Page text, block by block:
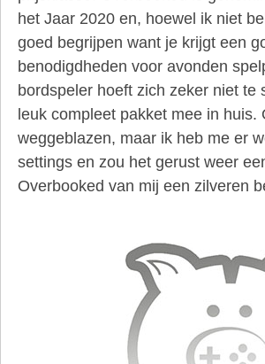
het Jaar 2020 en, hoewel ik niet
goed begrijpen want je krijgt een
benodigdheden voor avonden
bordspeler hoeft zich zeker niet
leuk compleet pakket mee in
weggeblazen, maar ik heb me er
settings en zou het gerust weer
Overbooked van mij een zilveren